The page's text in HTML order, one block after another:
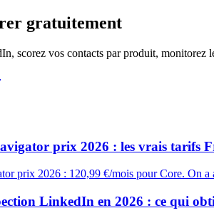
gratuitement
scorez vos contacts par produit, monitorez
prix 2026 : les vrais tarifs
prix 2026 : 120,99 €/mois pour Core. On
LinkedIn en 2026 : ce qui